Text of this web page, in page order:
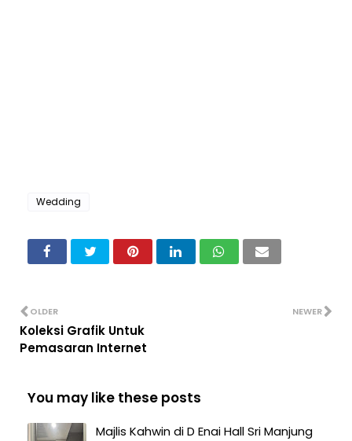
Wedding
NEWER
OLDER
Koleksi Grafik Untuk
Pemasaran Internet
You may like these posts
Majlis Kahwin di D Enai Hall Sri Manjung